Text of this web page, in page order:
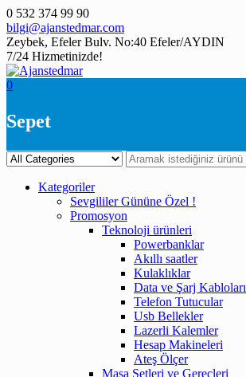
Skip
to
content
0 532 374 99 90
bilgi@ajanstedmar.com
Zeybek, Efeler Bulv. No:40 Efeler/AYDIN
7/24 Hizmetinizde!
0
Sepet
Kategoriler
Sevgililer Gününe Özel !
Promosyon
Teknoloji ürünleri
Powerbanklar
Akıllı saatler
Kulaklıklar
Data ve Şarj Kabloları
Telefon Tutucular
Usb Bellekler
Lazerli Kalemler
Hesap Makineleri
Ateş Ölçer
Masa Setleri ve Gereçleri